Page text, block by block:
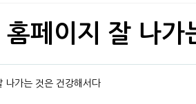
홈페이지 잘 나
나가는 것은 건강해서다